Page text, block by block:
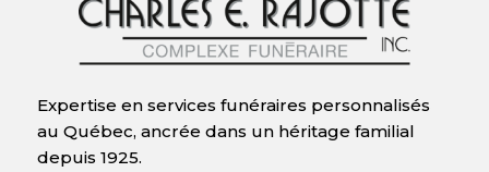
Expertise en services funéraires personnalisés
au Québec, ancrée dans un héritage familial
depuis 1925.